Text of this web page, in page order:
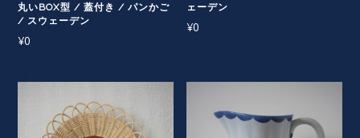
丸いBOX型 / 蓋付き / パンかご
/ スウェーデン
¥0
ェーデン
¥0